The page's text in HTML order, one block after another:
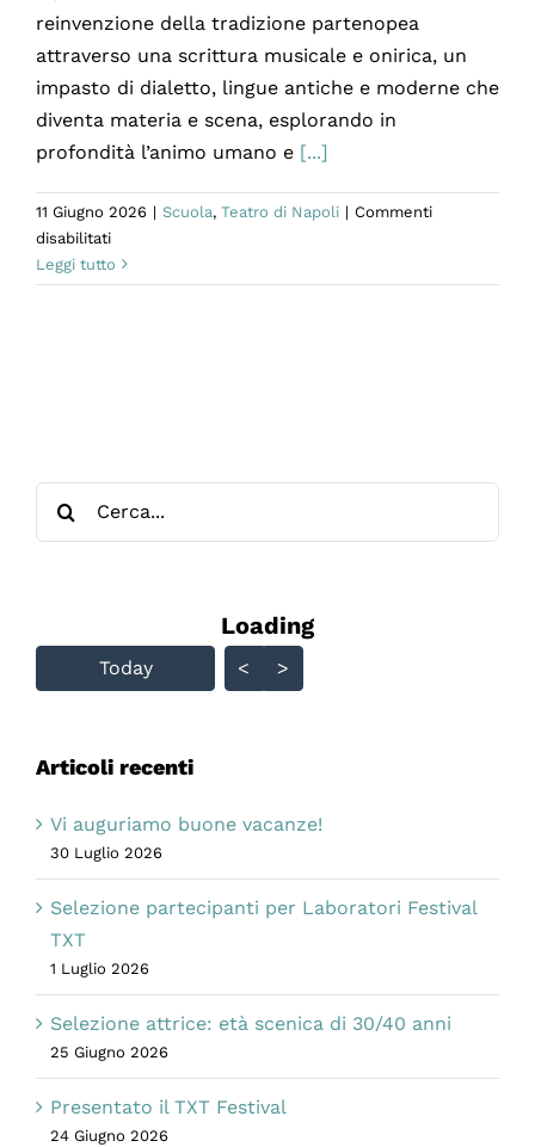
reinvenzione della tradizione partenopea
attraverso una scrittura musicale e onirica, un
impasto di dialetto, lingue antiche e moderne che
diventa materia e scena, esplorando in
profondità l’animo umano e [...]
11 Giugno 2026 | Scuola, Teatro di Napoli | Commenti
disabilitatisu
Arturo
Cirillo
Biennale
Leggi tutto
Skip Calendar
Loading - current view is
Loading
Today < >
Articoli recenti
Vi auguriamo buone vacanze!
30 Luglio 2026
Selezione partecipanti per Laboratori Festival
TXT
1 Luglio 2026
Selezione attrice: età scenica di 30/40 anni
25 Giugno 2026
Presentato il TXT Festival
24 Giugno 2026